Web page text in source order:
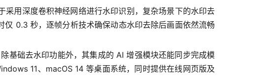
用深度卷积神经网络进行水印识别，复杂场景下的水印去
0.3 秒，逐帧分析技术确保动态水印去除后画面依然流畅
基础去水印功能外，其集成的 AI 增强模块还能同步完成模
11、macOS 14 等桌面系统，同时提供在线网页版及